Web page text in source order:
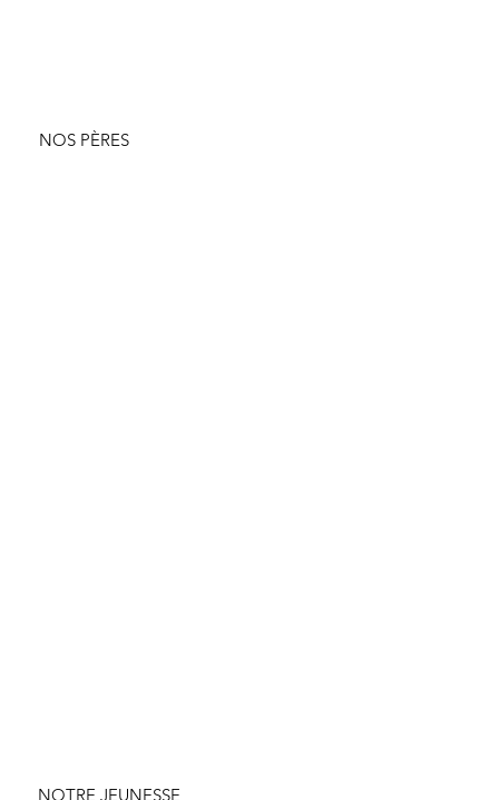
NOTRE JEUNESSE
NOS PÈRES